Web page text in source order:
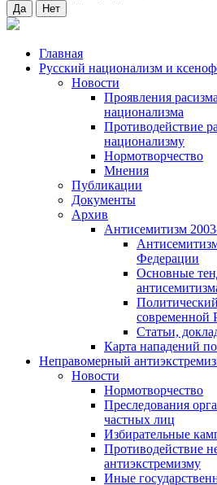
Да Нет
Главная
Русский национализм и
Новости
Проявления
национализма
Противодействие
национализму
Нормотворчество
Мнения
Публикации
Документы
Архив
Антисемитизм
Федерации
Основные
современной
Статьи,
Карта нападений
Неправомерный
Новости
Нормотворчество
Преследования
частных лиц
Избирательные
Противодействие
антиэкстремизму
Иные